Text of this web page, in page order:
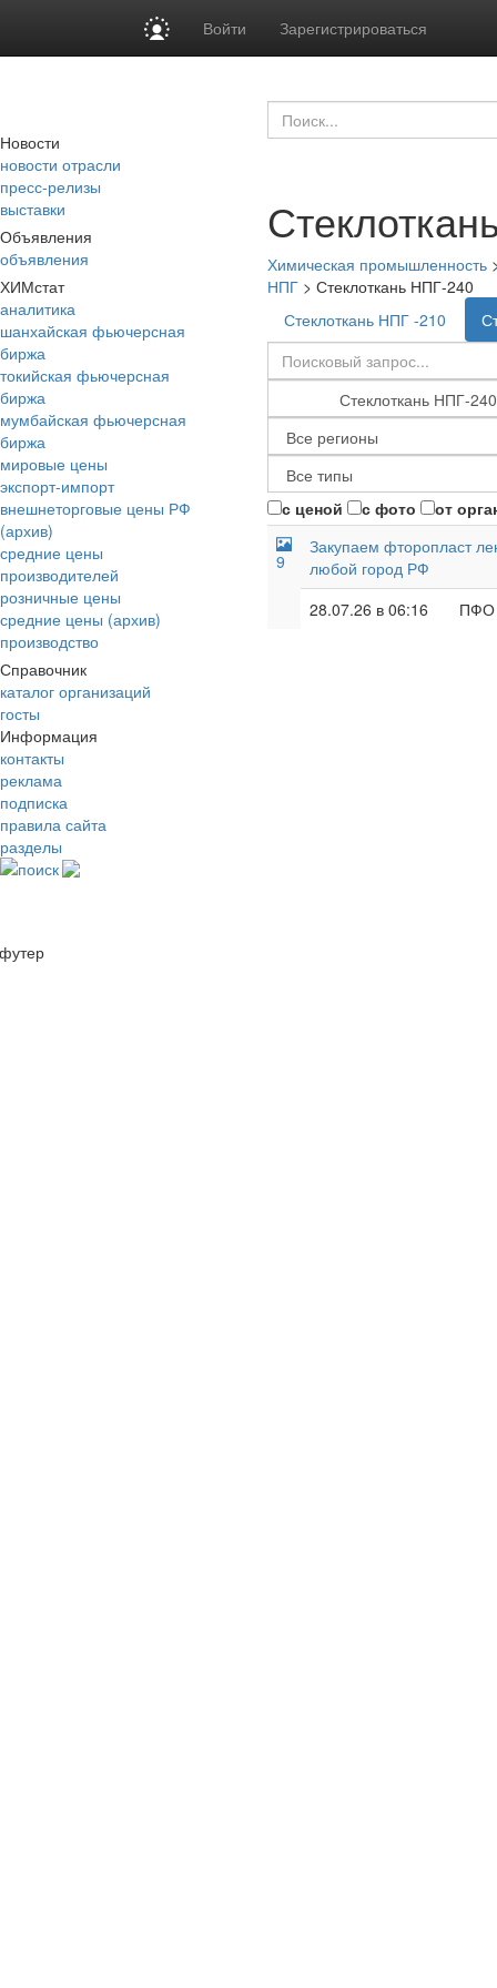
Войти Зарегистрироваться
Новости
новости отрасли
пресс-релизы
выставки
Объявления
объявления
ХИМстат
аналитика
шанхайская фьючерсная
биржа
токийская фьючерсная
биржа
мумбайская фьючерсная
биржа
мировые цены
экспорт-импорт
внешнеторговые цены РФ
(архив)
средние цены
производителей
розничные цены
средние цены (архив)
производство
Справочник
каталог организаций
госты
Информация
контакты
реклама
подписка
правила сайта
разделы
поиск
Химическая промышленность
НПГ > Стеклоткань НПГ-240
Стеклоткань НПГ -210
с ценой с фото от
9
Закупаем фторопласт
любой город РФ
28.07.26 в 06:16
ПФО
футер